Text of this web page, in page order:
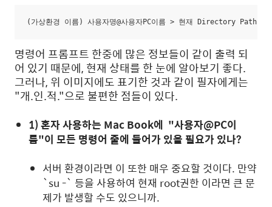
(가상환경 이름) 사용자명@사용자PC이름 > 현재 Directory Path
명령어 프롬프트 한중에 많은 정보들이 같이 출력 되
어 있기 때문에, 현재 상태를 한 눈에 알아보기 좋다.
그러나, 위 이미지에도 표기한 것과 같이 필자에게는
"개.인.적."으로 불편한 점들이 있다.
1) 혼자 사용하는 Mac Book에 "사용자@PC이
름"이 모든 명령어 줄에 들어가 있을 필요가 있나?
서버 환경이라면 이 또한 매우 중요할 것이다. 만약
`su -` 등을 사용하여 현재 root권한 이라면 큰 문
제가 발생할 수도 있으니까.